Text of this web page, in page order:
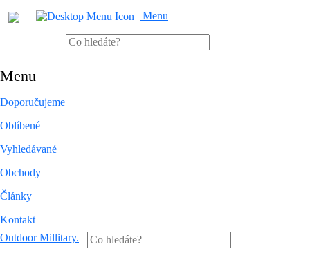
Menu
Menu
Doporučujeme
Oblíbené
Vyhledávané
Obchody
Články
Kontakt
Outdoor Millitary.